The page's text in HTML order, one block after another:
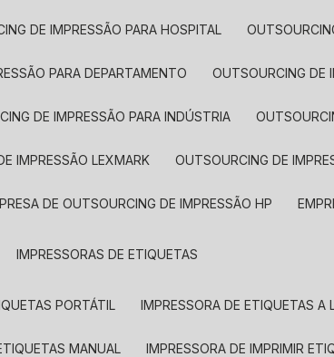
DE IMPRESSÃO PARA HOSPITAL
PARA DEPARTAMENTO OUTSOURCING
DE IMPRESSÃO PARA INDÚSTRIA
IMPRESSÃO LEXMARK OUTSOURCING DE
DE OUTSOURCING DE IMPRESSÃO HP
IMPRESSORAS DE ETIQUETAS
PORTÁTIL IMPRESSORA DE ETIQUETAS A
MANUAL IMPRESSORA DE IMPRIMIR